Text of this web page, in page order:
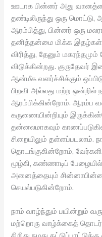
ஊடாக பின்னர் அது
தண்டிலிருந்து ஒரு மொட்டு,
ஆரம்பித்து, பின்னர் ஒரு
தனித்தன்மை மிக்க இதழ்கள்
விரித்து, தேனும்
விடுக்கின்றது.
ஆன்மீக வளர்ச்சிக்கும்
பிறவி அல்லது மற்ற ஒன்றில்
ஆரம்பிக்கின்றோம். ஆரம்ப
கருணையின்றியும்
தன்னலமாகவும்
சிறையிலும்
தொடங்குகின்றோம்,
மூழ்கி, கண்ணாடிப் பேழையில்
அனைத்தையும்
செயல்படுகின்றோம்.
நாம் வாழ்ந்தும் பயின்றும்
மற்றொரு வாழ்க்கைத்